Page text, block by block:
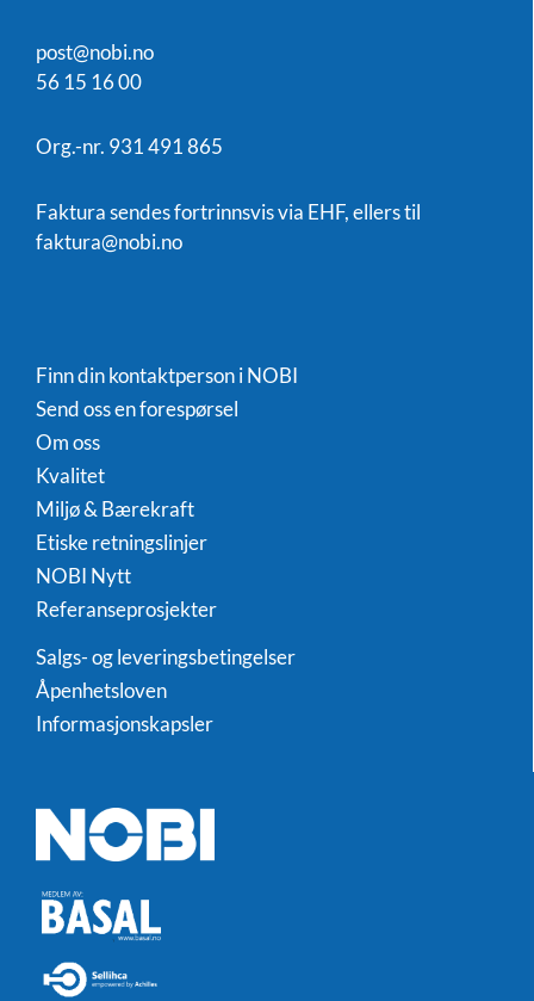
post@nobi.no
56 15 16 00
Org.-nr. 931 491 865
Faktura sendes fortrinnsvis via EHF, ellers til
faktura@nobi.no
Finn din kontaktperson i NOBI
Send oss en forespørsel
Om oss
Kvalitet
Miljø & Bærekraft
Etiske retningslinjer
NOBI Nytt
Referanseprosjekter
Salgs- og leveringsbetingelser
Åpenhetsloven
Informasjonskapsler